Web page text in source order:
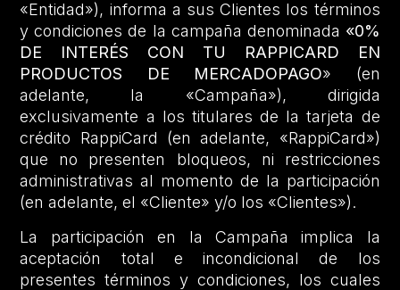
«Entidad»), informa a sus Clientes los términos
y condiciones de la campaña denominada «0%
DE INTERÉS CON TU RAPPICARD EN
PRODUCTOS DE MERCADOPAGO» (en
adelante, la «Campaña»), dirigida
exclusivamente a los titulares de la tarjeta de
crédito RappiCard (en adelante, «RappiCard»)
que no presenten bloqueos, ni restricciones
administrativas al momento de la participación
(en adelante, el «Cliente» y/o los «Clientes»).
La participación en la Campaña implica la
aceptación total e incondicional de los
presentes términos y condiciones, los cuales